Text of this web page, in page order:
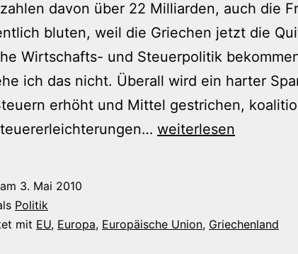
davon über 22 Milliarden, auch die
bluten, weil die Griechen jetzt die
Wirtschafts- und Steuerpolitik
ich das nicht. Überall wird ein harter
erhöht und Mittel gestrichen,
Milliarden
weiterlesen
3. Mai 2010
Politik
mit EU, Europa, Europäische Union, Griechenland